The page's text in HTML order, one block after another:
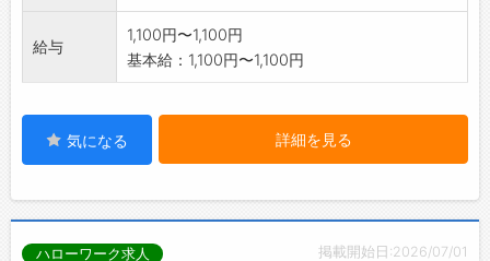
給与
1,100円〜1,100円
基本給：1,100円〜1,100円
気になる 詳細を見る
掲載開始日:2026/07/01
ハローワーク求人